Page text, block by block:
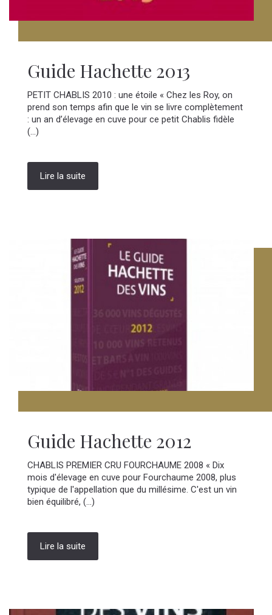
Guide Hachette 2013
PETIT CHABLIS 2010 : une étoile « Chez les Roy, on
prend son temps afin que le vin se livre complètement
: un an d’élevage en cuve pour ce petit Chablis fidèle
(...)
Lire la suite
Guide Hachette 2012
CHABLIS PREMIER CRU FOURCHAUME 2008 « Dix
mois d'élevage en cuve pour Fourchaume 2008, plus
typique de l'appellation que du millésime. C'est un vin
bien équilibré, (...)
Lire la suite